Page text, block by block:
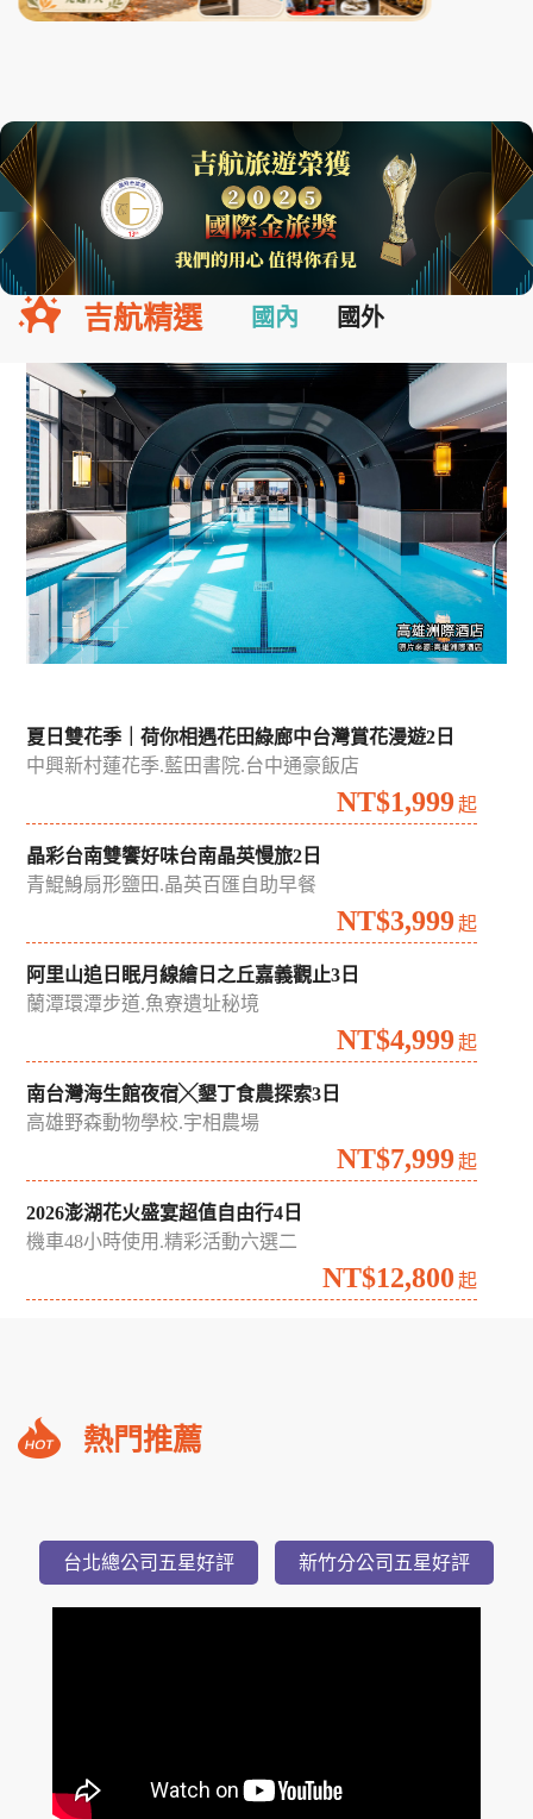
吉航精選 國內 國外
夏日雙花季｜荷你相遇花田綠廊中台灣賞花漫遊2日
中興新村蓮花季.藍田書院.台中通豪飯店
NT$1,999 起
晶彩台南雙饗好味台南晶英慢旅2日
青鯤鯓扇形鹽田.晶英百匯自助早餐
NT$3,999 起
阿里山追日眠月線繪日之丘嘉義觀止3日
蘭潭環潭步道.魚寮遺址秘境
NT$4,999 起
南台灣海生館夜宿╳墾丁食農探索3日
高雄野森動物學校.宇相農場
NT$7,999 起
2026澎湖花火盛宴超值自由行4日
機車48小時使用.精彩活動六選二
NT$12,800 起
熱門推薦
喜
來
登
美
台北總公司五星好評 新竹分公司五星好評